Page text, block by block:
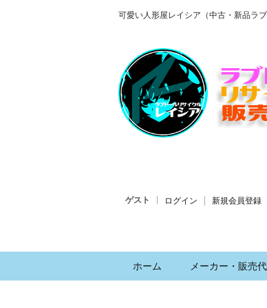
可愛い人形屋レイシア（中古・新品ラブ
ゲスト ログイン 新規会員登録
ホーム メーカー・販売